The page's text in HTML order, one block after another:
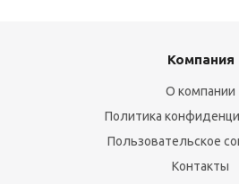
Компания
О компании
Политика
Пользовательское
Контакты